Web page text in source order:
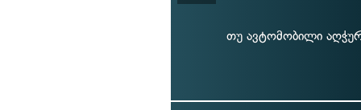
თუ ავტომობილი